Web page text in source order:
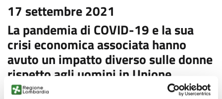
17 settembre 2021
La pandemia di COVID-19 e la sua
crisi economica associata hanno
avuto un impatto diverso sulle donne
rispetto agli uomini in Unione
Europea (UE)